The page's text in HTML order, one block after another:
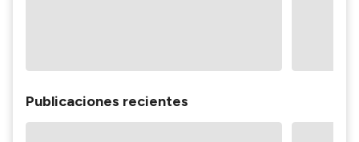
Publicaciones recientes